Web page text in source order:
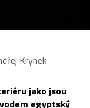
Krynek
jako jsou
egyptský